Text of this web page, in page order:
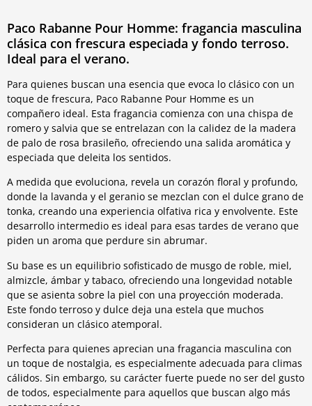
Paco Rabanne Pour Homme: fragancia masculina
clásica con frescura especiada y fondo terroso.
Ideal para el verano.
Para quienes buscan una esencia que evoca lo clásico con un
toque de frescura, Paco Rabanne Pour Homme es un
compañero ideal. Esta fragancia comienza con una chispa de
romero y salvia que se entrelazan con la calidez de la madera
de palo de rosa brasileño, ofreciendo una salida aromática y
especiada que deleita los sentidos.
A medida que evoluciona, revela un corazón floral y profundo,
donde la lavanda y el geranio se mezclan con el dulce grano de
tonka, creando una experiencia olfativa rica y envolvente. Este
desarrollo intermedio es ideal para esas tardes de verano que
piden un aroma que perdure sin abrumar.
Su base es un equilibrio sofisticado de musgo de roble, miel,
almizcle, ámbar y tabaco, ofreciendo una longevidad notable
que se asienta sobre la piel con una proyección moderada.
Este fondo terroso y dulce deja una estela que muchos
consideran un clásico atemporal.
Perfecta para quienes aprecian una fragancia masculina con
un toque de nostalgia, es especialmente adecuada para climas
cálidos. Sin embargo, su carácter fuerte puede no ser del gusto
de todos, especialmente para aquellos que buscan algo más